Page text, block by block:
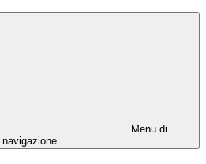
Menu di
navigazione